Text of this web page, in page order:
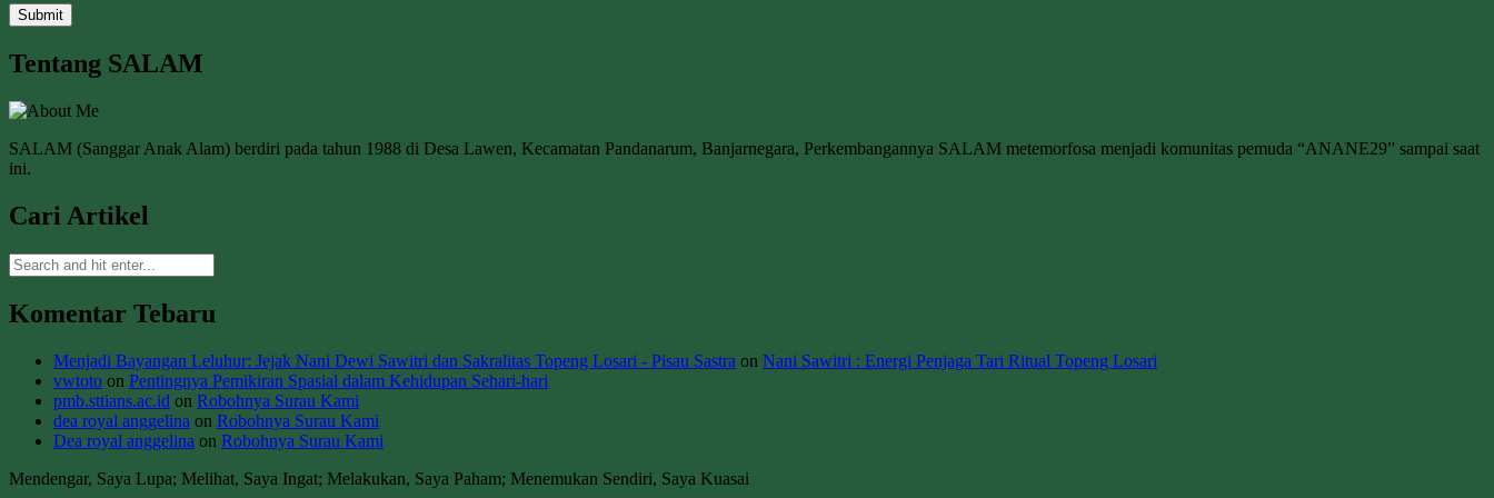
Tentang SALAM
SALAM (Sanggar Anak Alam) berdiri pada tahun 1988 di Desa Lawen, Kecamatan Pandanarum, Banjarnegara, Perkembangannya SALAM metemorfosa menjadi komunitas pemuda “ANANE29” sampai saat
ini.
Cari Artikel
Komentar Tebaru
Menjadi Bayangan Leluhur: Jejak Nani Dewi Sawitri dan Sakralitas Topeng Losari - Pisau Sastra on Nani Sawitri : Energi Penjaga Tari Ritual Topeng Losari
vwtoto on Pentingnya Pemikiran Spasial dalam Kehidupan Sehari-hari
pmb.sttians.ac.id on Robohnya Surau Kami
dea royal anggelina on Robohnya Surau Kami
Dea royal anggelina on Robohnya Surau Kami
Mendengar, Saya Lupa; Melihat, Saya Ingat; Melakukan, Saya Paham; Menemukan Sendiri, Saya Kuasai